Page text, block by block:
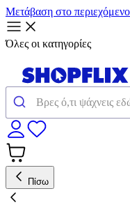
Μετάβαση στο περιεχόμενο
Όλες οι κατηγορίες
Πίσω